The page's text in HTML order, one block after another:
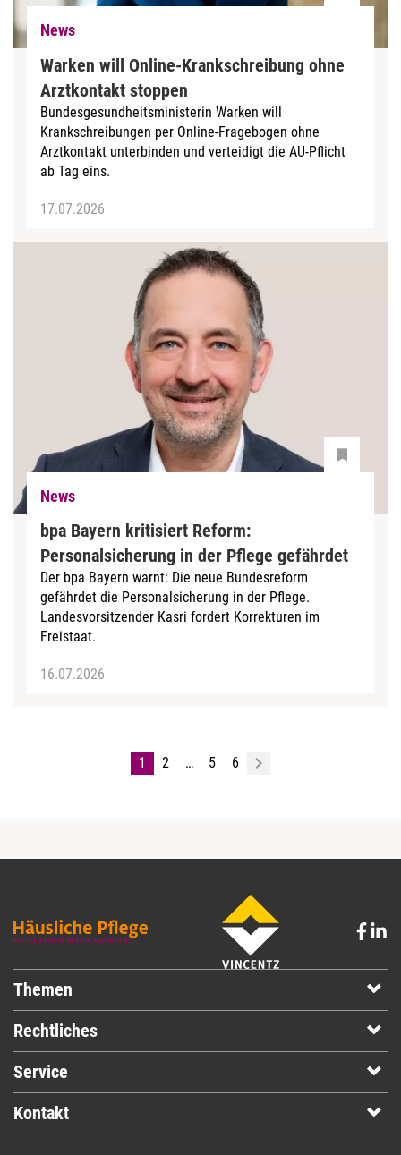
News
Warken will Online-Krankschreibung ohne
Arztkontakt stoppen
Bundesgesundheitsministerin Warken will
Krankschreibungen per Online-Fragebogen ohne
Arztkontakt unterbinden und verteidigt die AU-Pflicht
ab Tag eins.
17.07.2026
News
bpa Bayern kritisiert Reform:
Personalsicherung in der Pflege gefährdet
Der bpa Bayern warnt: Die neue Bundesreform
gefährdet die Personalsicherung in der Pflege.
Landesvorsitzender Kasri fordert Korrekturen im
Freistaat.
16.07.2026
1 2 … 5 6
Themen
Rechtliches
Service
Kontakt